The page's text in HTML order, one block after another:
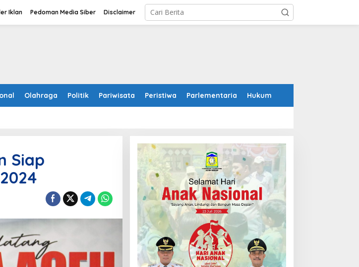
Iklan Pedoman Media Siber Disclaimer
Olahraga Politik Pariwisata Peristiwa Parlementaria Hukum
Siap